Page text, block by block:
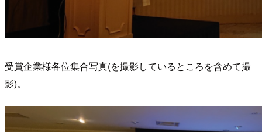
受賞企業様各位集合写真(を撮影しているところを含めて撮
影)。